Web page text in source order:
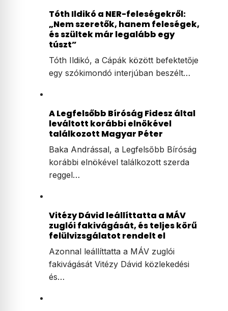
Tóth Ildikó a NER-feleségekről:
„Nem szeretők, hanem feleségek,
és szültek már legalább egy
túszt”
Tóth Ildikó, a Cápák között befektetője
egy szókimondó interjúban beszélt…
A Legfelsőbb Bíróság Fidesz által
leváltott korábbi elnökével
találkozott Magyar Péter
Baka Andrással, a Legfelsőbb Bíróság
korábbi elnökével találkozott szerda
reggel…
Vitézy Dávid leállíttatta a MÁV
zuglói fakivágását, és teljes körű
felülvizsgálatot rendelt el
Azonnal leállíttatta a MÁV zuglói
fakivágását Vitézy Dávid közlekedési
és…